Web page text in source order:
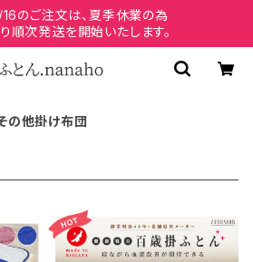
のご注文は、夏季休業の為
順次発送を開始いたします。
の他掛け布団